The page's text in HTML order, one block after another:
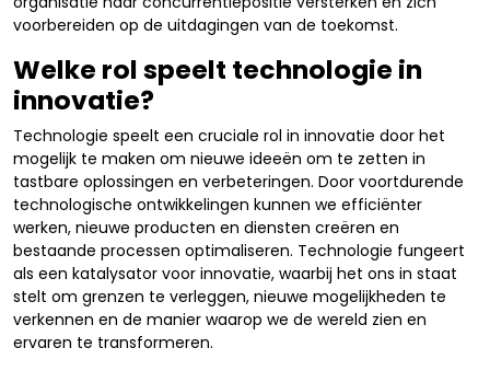
voorbereiden op de uitdagingen van de toekomst.
Welke rol speelt technologie in
innovatie?
Technologie speelt een cruciale rol in innovatie door het
mogelijk te maken om nieuwe ideeën om te zetten in
tastbare oplossingen en verbeteringen. Door voortdurende
technologische ontwikkelingen kunnen we efficiënter
werken, nieuwe producten en diensten creëren en
bestaande processen optimaliseren. Technologie fungeert
als een katalysator voor innovatie, waarbij het ons in staat
stelt om grenzen te verleggen, nieuwe mogelijkheden te
verkennen en de manier waarop we de wereld zien en
ervaren te transformeren.